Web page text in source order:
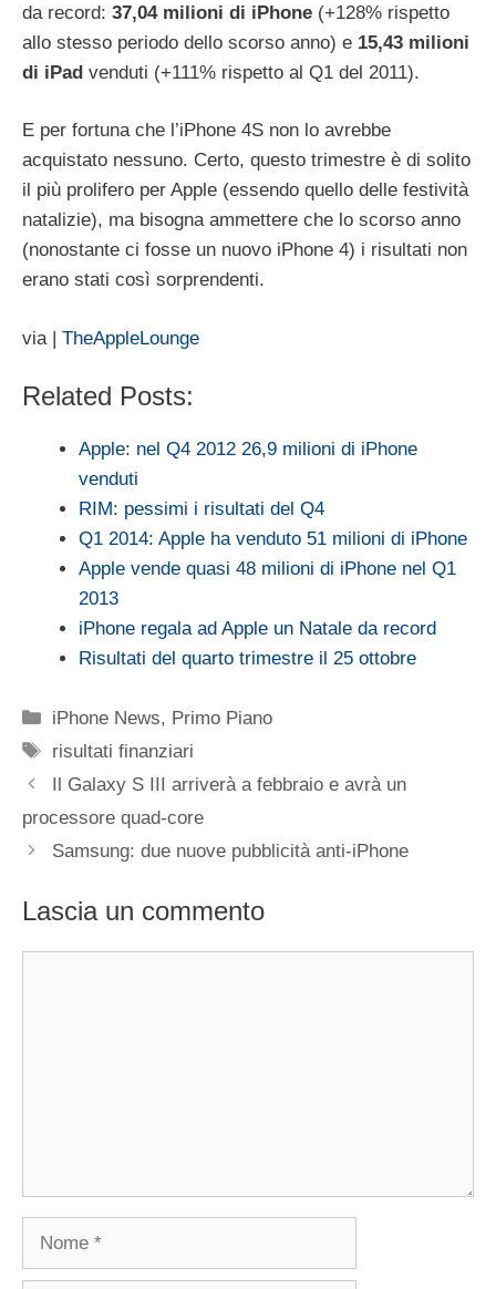
da record: 37,04 milioni di iPhone (+128% rispetto
allo stesso periodo dello scorso anno) e 15,43 milioni
di iPad venduti (+111% rispetto al Q1 del 2011).
E per fortuna che l’iPhone 4S non lo avrebbe
acquistato nessuno. Certo, questo trimestre è di solito
il più prolifero per Apple (essendo quello delle festività
natalizie), ma bisogna ammettere che lo scorso anno
(nonostante ci fosse un nuovo iPhone 4) i risultati non
erano stati così sorprendenti.
via | TheAppleLounge
Related Posts:
Apple: nel Q4 2012 26,9 milioni di iPhone
venduti
RIM: pessimi i risultati del Q4
Q1 2014: Apple ha venduto 51 milioni di iPhone
Apple vende quasi 48 milioni di iPhone nel Q1
2013
iPhone regala ad Apple un Natale da record
Risultati del quarto trimestre il 25 ottobre
Categorie
iPhone News, Primo Piano
Tag
risultati finanziari
Il Galaxy S III arriverà a febbraio e avrà un
processore quad-core
Samsung: due nuove pubblicità anti-iPhone
Lascia un commento
Nome